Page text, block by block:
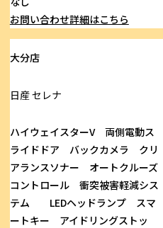
お問い合わせ詳細はこちら
大分店
日産セレナ
ハイウェイスターV 両側電動ス
ライドドア バックカメラ クリ
アランスソナー オートクルーズ
コントロール 衝突被害軽減シス
テム LEDヘッドランプ スマ
ートキー アイドリングストッ